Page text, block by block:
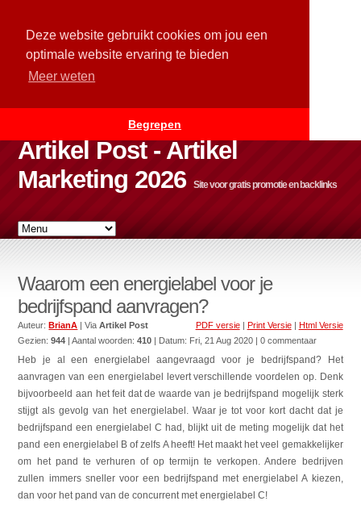
Deze website gebruikt cookies om jou een
optimale website ervaring te bieden
Meer weten
Begrepen
Artikel Post - Artikel
Marketing 2026
Site voor gratis promotie en backlinks
Waarom een energielabel voor je
bedrijfspand aanvragen?
PDF versie| Print Versie| Html Versie
Auteur:BrianA | ViaArtikel Post
Gezien:944 | Aantal woorden:410 | Datum: Fri, 21 Aug 2020 | 0 commentaar
Heb je al een energielabel aangevraagd voor je bedrijfspand? Het
aanvragen van een energielabel levert verschillende voordelen op. Denk
bijvoorbeeld aan het feit dat de waarde van je bedrijfspand mogelijk sterk
stijgt als gevolg van het energielabel. Waar je tot voor kort dacht dat je
bedrijfspand een energielabel C had, blijkt uit de meting mogelijk dat het
pand een energielabel B of zelfs A heeft! Het maakt het veel gemakkelijker
om het pand te verhuren of op termijn te verkopen. Andere bedrijven
zullen immers sneller voor een bedrijfspand met energielabel A kiezen,
dan voor het pand van de concurrent met energielabel C!